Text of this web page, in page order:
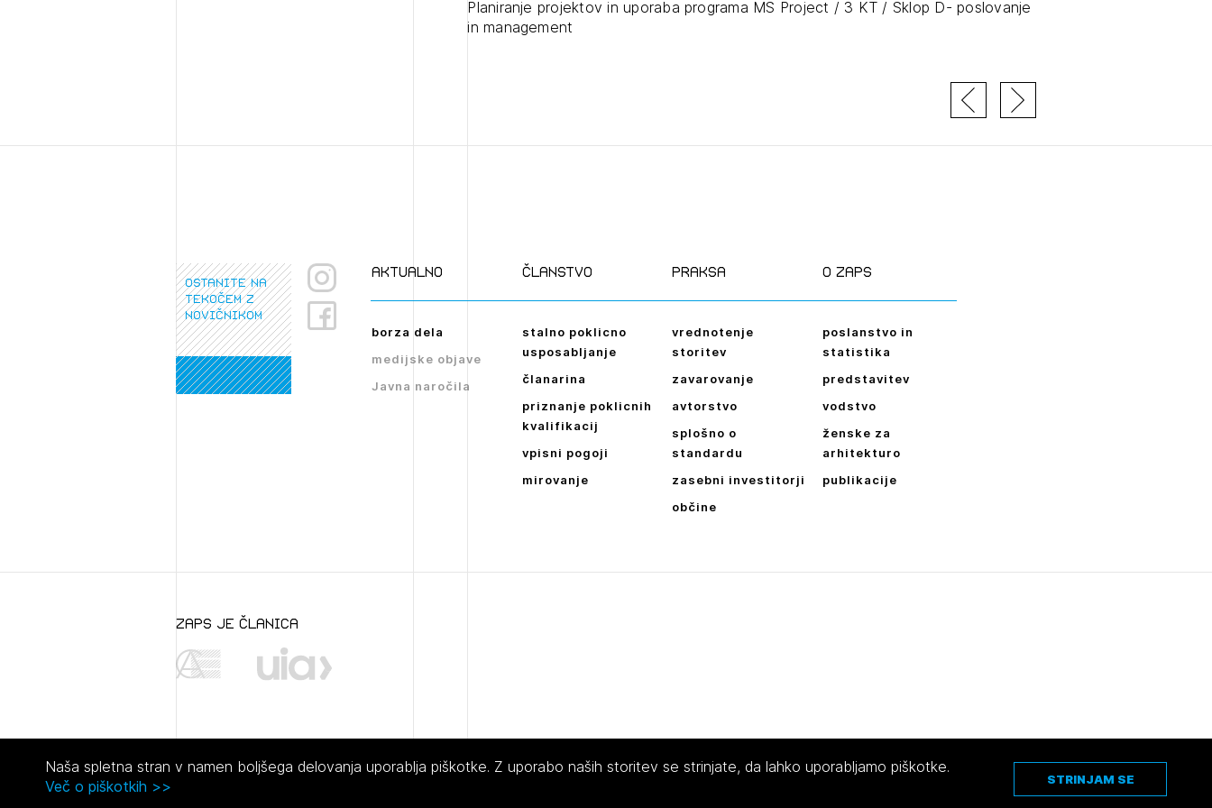
Planiranje projektov in uporaba programa MS Project / 3 KT / Sklop D- poslovanje
in management
Plačnik je podjetje
ostanite na
tekočem z
novičnikom
aktualno
borza dela
medijske objave
Javna naročila
članstvo
stalno poklicno
usposabljanje
članarina
priznanje poklicnih
kvalifikacij
vpisni pogoji
mirovanje
praksa
vrednotenje
storitev
zavarovanje
avtorstvo
splošno o
standardu
zasebni investitorji
občine
O zaps
poslanstvo in
statistika
predstavitev
vodstvo
ženske za
arhitekturo
publikacije
zaps je članica
NAPREJ
Naša spletna stran v namen boljšega delovanja uporablja piškotke. Z uporabo naših storitev se strinjate, da lahko uporabljamo piškotke.
Več o piškotkih >>
STRINJAM SE